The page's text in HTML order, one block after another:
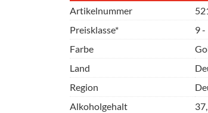
Theken + Zubehör
Artikelnummer
Preisklasse*
9 -
Farbe
Land
Region
Alkoholgehalt